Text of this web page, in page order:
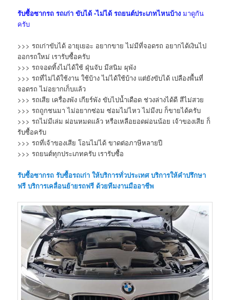
รับซื้อซากรถ รถเก่า ขับได้ -ไม่ได้ รถยนต์ประเภทไหนบ้าง มาดูกัน
ครับ
>>> รถเก่าขับได้ อายุเยอะ อยากขาย ไม่มีที่จอดรถ อยากได้เงินไป
ออกรถใหม่ เรารับซื้อครับ
>>> รถจอดทิ้งไม่ได้ใช้ ฝุ่นจับ มีสนิม ผุพัง
>>> รถที่ไม่ได้ใช้งาน ใช้บ้าง ไม่ได้ใช้บ้าง แต่ยังขับได้ เปลืองพื้นที่
จอดรถ ไม่อยากเก็บแล้ว
>>> รถเสีย เครื่องพัง เกียร์พัง ขับไปน้ำเดือด ช่วงล่างได้ดี สีไม่สวย
>>> รถถูกชนมา ไม่อยากซ่อม ซ่อมไม่ไหว ไม่มีงบ ก็ขายได้ครับ
>>> รถไม่มีเล่ม ผ่อนหมดแล้ว หรือเหลือยอดผ่อนน้อย เจ้าของเสีย ก็
รับซื้อครับ
>>> รถที่เจ้าของเสีย โอนไม่ได้ ขาดต่อภาษีหลายปี
>>> รถยนต์ทุกประเภทครับ เรารับซื้อ
รับซื้อซากรถ รับซื้อรถเก่า ให้บริการทั่วประเทศ บริการให้คำปรึกษา
ฟรี บริการเคลื่อนย้ายรถฟรี ด้วยทีมงานมืออาชีพ